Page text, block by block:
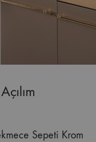
Sepeti Krom